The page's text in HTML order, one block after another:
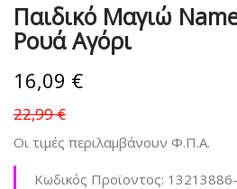
Παιδικό Μαγιώ
Ρουά Αγόρι
16,09 €
22,99 €
Οι τιμές περιλαμβάνουν Φ.Π.Α.
Κωδικός Προϊοντος: